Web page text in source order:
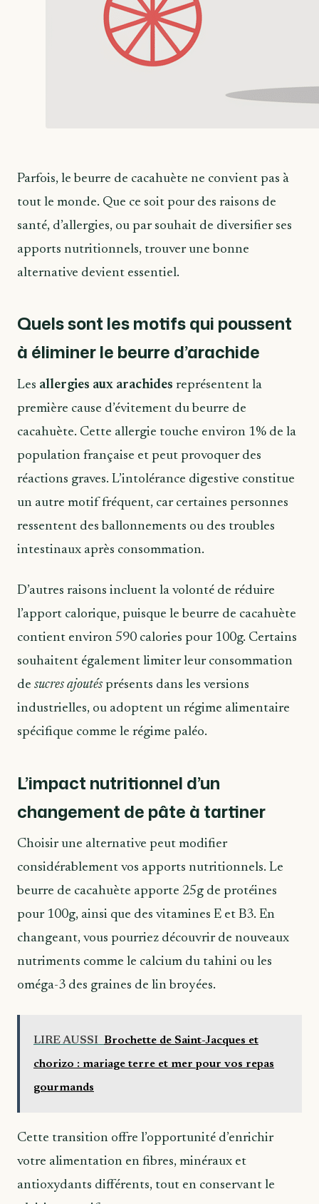
Parfois, le beurre de cacahuète ne convient pas à
tout le monde. Que ce soit pour des raisons de
santé, d’allergies, ou par souhait de diversifier ses
apports nutritionnels, trouver une bonne
alternative devient essentiel.
Quels sont les motifs qui poussent
à éliminer le beurre d’arachide
Les allergies aux arachides représentent la
première cause d’évitement du beurre de
cacahuète. Cette allergie touche environ 1% de la
population française et peut provoquer des
réactions graves. L’intolérance digestive constitue
un autre motif fréquent, car certaines personnes
ressentent des ballonnements ou des troubles
intestinaux après consommation.
D’autres raisons incluent la volonté de réduire
l’apport calorique, puisque le beurre de cacahuète
contient environ 590 calories pour 100g. Certains
souhaitent également limiter leur consommation
de sucres ajoutés présents dans les versions
industrielles, ou adoptent un régime alimentaire
spécifique comme le régime paléo.
L’impact nutritionnel d’un
changement de pâte à tartiner
Choisir une alternative peut modifier
considérablement vos apports nutritionnels. Le
beurre de cacahuète apporte 25g de protéines
pour 100g, ainsi que des vitamines E et B3. En
changeant, vous pourriez découvrir de nouveaux
nutriments comme le calcium du tahini ou les
oméga-3 des graines de lin broyées.
LIRE AUSSI Brochette de Saint-Jacques et
chorizo : mariage terre et mer pour vos repas
gourmands
Cette transition offre l’opportunité d’enrichir
votre alimentation en fibres, minéraux et
antioxydants différents, tout en conservant le